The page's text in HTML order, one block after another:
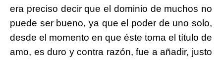
era preciso decir que el dominio de muchos no
puede ser bueno, ya que el poder de uno solo,
desde el momento en que éste toma el título de
amo, es duro y contra razón, fue a añadir, justo